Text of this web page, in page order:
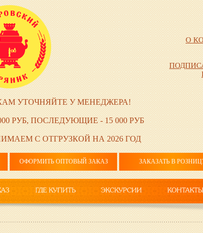
О
УТОЧНЯЙТЕ У МЕНЕДЖЕРА!
РУБ, ПОСЛЕДУЮЩИЕ - 15 000 РУБ
С ОТГРУЗКОЙ НА 2026 ГОД
ОФОРМИТЬ ОПТОВЫЙ ЗАКАЗ ЗАКАЗАТЬ В